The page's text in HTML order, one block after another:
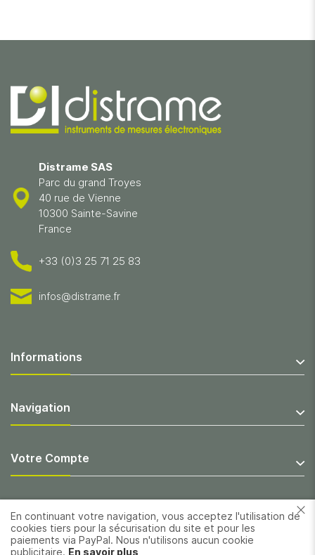
En continuant votre navigation, vous acceptez l'utilisation de
cookies tiers pour la sécurisation du site et pour les
paiements via PayPal. Nous n'utilisons aucun cookie
publicitaire. En savoir plus
Distrame SAS
Parc du grand Troyes
40 rue de Vienne
10300 Sainte-Savine
France
+33 (0)3 25 71 25 83
infos@distrame.fr
Informations
Navigation
Votre Compte